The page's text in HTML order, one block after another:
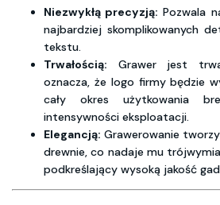
Niezwykłą precyzją: Pozwala
najbardziej skomplikowanych
tekstu.
Trwałością: Grawer jest
oznacza, że logo firmy będzie
cały okres użytkowania
intensywności eksploatacji.
Elegancją: Grawerowanie
drewnie, co nadaje mu
podkreślający wysoką jakość